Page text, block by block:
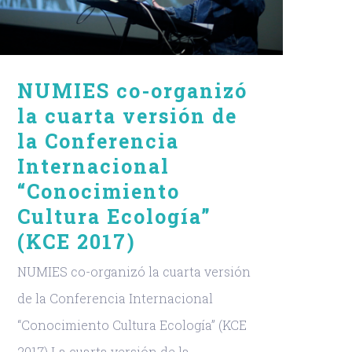
NUMIES co-organizó
la cuarta versión de
la Conferencia
Internacional
“Conocimiento
Cultura Ecología”
(KCE 2017)
NUMIES co-organizó la cuarta versión
de la Conferencia Internacional
“Conocimiento Cultura Ecología” (KCE